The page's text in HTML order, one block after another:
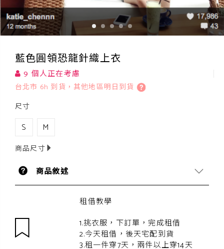
藍色圓領恐龍針織上衣
9 個人正在考慮
台北市 6h 到貨，其他地區明日到貨
尺寸
S M
商品尺寸
商品敘述
租借教學
1.挑衣服，下訂單，完成租借
2.今天租借，後天宅配到貨
3.租一件穿7天，兩件以上穿14天